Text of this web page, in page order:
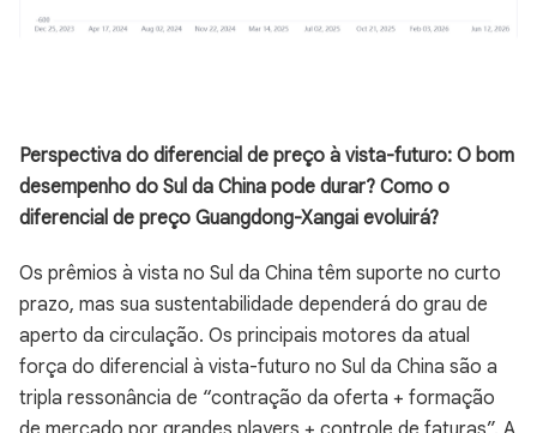
Perspectiva do diferencial de preço à vista-futuro: O bom
desempenho do Sul da China pode durar? Como o
diferencial de preço Guangdong-Xangai evoluirá?
Os prêmios à vista no Sul da China têm suporte no curto
prazo, mas sua sustentabilidade dependerá do grau de
aperto da circulação. Os principais motores da atual
força do diferencial à vista-futuro no Sul da China são a
tripla ressonância de “contração da oferta + formação